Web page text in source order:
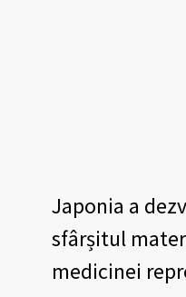
Japonia a
sfârșitul
medicinei